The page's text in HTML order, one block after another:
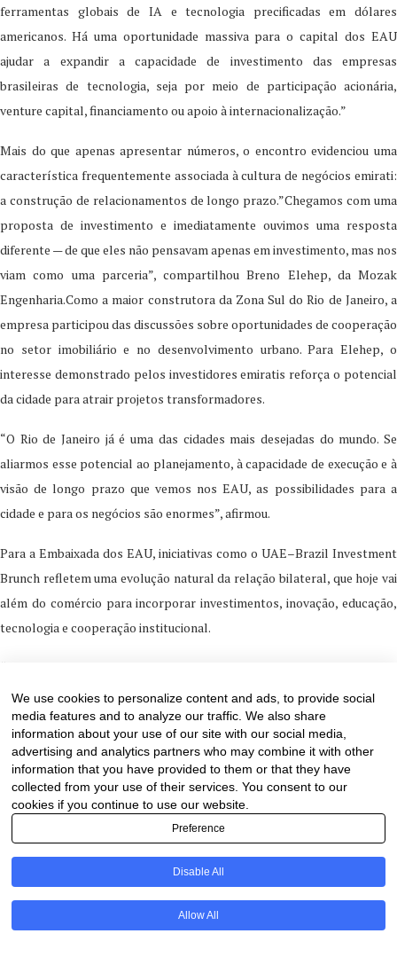
ferramentas globais de IA e tecnologia precificadas em dólares
americanos. Há uma oportunidade massiva para o capital dos EAU
ajudar a expandir a capacidade de investimento das empresas
brasileiras de tecnologia, seja por meio de participação acionária,
venture capital, financiamento ou apoio à internacionalização.”
Mais do que apenas apresentar números, o encontro evidenciou uma
característica frequentemente associada à cultura de negócios emirati:
a construção de relacionamentos de longo prazo.”Chegamos com uma
proposta de investimento e imediatamente ouvimos uma resposta
diferente — de que eles não pensavam apenas em investimento, mas nos
viam como uma parceria”, compartilhou Breno Elehep, da Mozak
Engenharia.Como a maior construtora da Zona Sul do Rio de Janeiro, a
empresa participou das discussões sobre oportunidades de cooperação
no setor imobiliário e no desenvolvimento urbano. Para Elehep, o
interesse demonstrado pelos investidores emiratis reforça o potencial
da cidade para atrair projetos transformadores.
“O Rio de Janeiro já é uma das cidades mais desejadas do mundo. Se
aliarmos esse potencial ao planejamento, à capacidade de execução e à
visão de longo prazo que vemos nos EAU, as possibilidades para a
cidade e para os negócios são enormes”, afirmou.
Para a Embaixada dos EAU, iniciativas como o UAE–Brazil Investment
Brunch refletem uma evolução natural da relação bilateral, que hoje vai
além do comércio para incorporar investimentos, inovação, educação,
tecnologia e cooperação institucional.
“Os melhores investimentos são aqueles que criam valor para todos.
Queremos fortalecer parcerias capazes de gerar empregos, inovação,
transferência de conhecimento e prosperidade compartilhada. É assim
que enxergamos o futuro das relações entre os Emirados Árabes
Unidos e o Brasil”, concluiu o Embaixador Sharif Al Suwaidi
We use cookies to personalize content and ads, to provide social
media features and to analyze our traffic. We also share
information about your use of our site with our social media,
advertising and analytics partners who may combine it with other
information that you have provided to them or that they have
collected from your use of their services. You consent to our
cookies if you continue to use our website.
Preference
Disable All
Allow All